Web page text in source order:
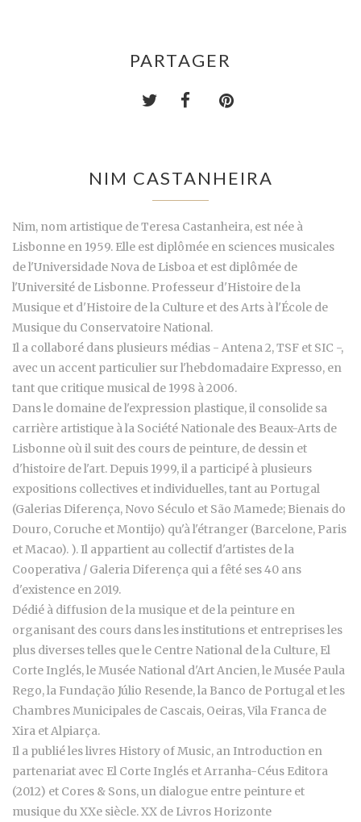
PARTAGER
NIM CASTANHEIRA
Nim, nom artistique de Teresa Castanheira, est née à
Lisbonne en 1959. Elle est diplômée en sciences musicales
de l'Universidade Nova de Lisboa et est diplômée de
l'Université de Lisbonne. Professeur d'Histoire de la
Musique et d'Histoire de la Culture et des Arts à l'École de
Musique du Conservatoire National.
Il a collaboré dans plusieurs médias - Antena 2, TSF et SIC -,
avec un accent particulier sur l'hebdomadaire Expresso, en
tant que critique musical de 1998 à 2006.
Dans le domaine de l'expression plastique, il consolide sa
carrière artistique à la Société Nationale des Beaux-Arts de
Lisbonne où il suit des cours de peinture, de dessin et
d'histoire de l'art. Depuis 1999, il a participé à plusieurs
expositions collectives et individuelles, tant au Portugal
(Galerias Diferença, Novo Século et São Mamede; Bienais do
Douro, Coruche et Montijo) qu'à l'étranger (Barcelone, Paris
et Macao). ). Il appartient au collectif d'artistes de la
Cooperativa / Galeria Diferença qui a fêté ses 40 ans
d'existence en 2019.
Dédié à diffusion de la musique et de la peinture en
organisant des cours dans les institutions et entreprises les
plus diverses telles que le Centre National de la Culture, El
Corte Inglés, le Musée National d'Art Ancien, le Musée Paula
Rego, la Fundação Júlio Resende, la Banco de Portugal et les
Chambres Municipales de Cascais, Oeiras, Vila Franca de
Xira et Alpiarça.
Il a publié les livres History of Music, an Introduction en
partenariat avec El Corte Inglés et Arranha-Céus Editora
(2012) et Cores & Sons, un dialogue entre peinture et
musique du XXe siècle. XX de Livros Horizonte